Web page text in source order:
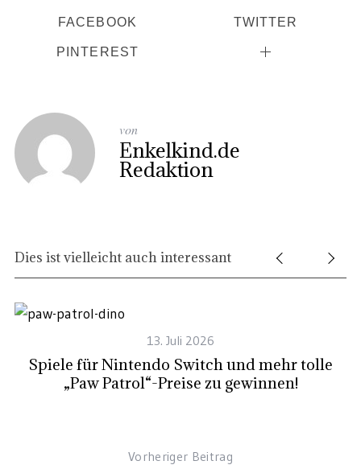
FACEBOOK TWITTER
PINTEREST
von
Enkelkind.de
Redaktion
Dies ist vielleicht auch interessant
13. Juli 2026
Spiele für Nintendo Switch und mehr tolle
„Paw Patrol“-Preise zu gewinnen!
Vorheriger Beitrag